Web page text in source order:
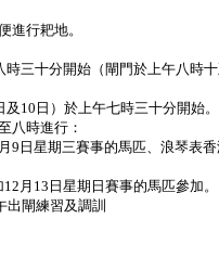
行耙地。
三十分開始（閘門於上午八時
10日）於上午七時三十分開始。
八時進行：
9日星期三賽事的馬匹、浪琴表
月13日星期日賽事的馬匹參加。
出閘練習及調訓